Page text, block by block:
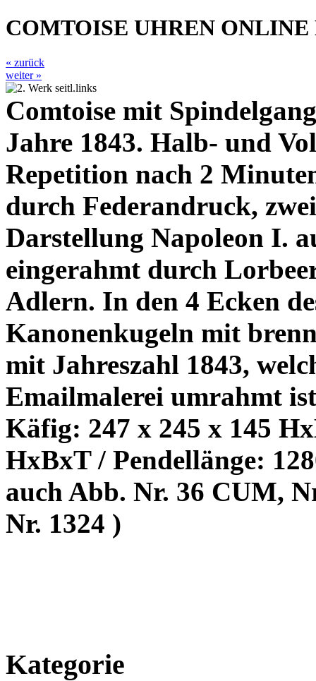
COMTOISE UHREN ONLINE
« zurück
weiter »
Comtoise mit
Jahre 1843. Halb- und
Repetition nach 2
durch Federandruck,
Darstellung Napoleon I.
eingerahmt durch
Adlern. In den 4 Ecken
Kanonenkugeln mit
mit Jahreszahl 1843,
Emailmalerei umrahmt
Käfig: 247 x 245 x 145
HxBxT / Pendellänge:
auch Abb. Nr. 36 CUM,
Nr. 1324 )
Kategorie